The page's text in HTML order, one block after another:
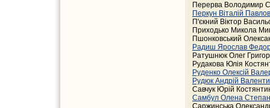
Перерва Володимир
Перкун Віталій
П'єкний Віктор
Приходько Микола
Пшонковський
Радиш Ярослав
Ратушнюк Олег
Рудакова Юлія
Руденко Олексій
Рудюк Андрій
Савчук Юрій
Самбул Олена
Саржинська